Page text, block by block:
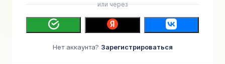
или через
Нет аккаунта? Зарегистрироваться